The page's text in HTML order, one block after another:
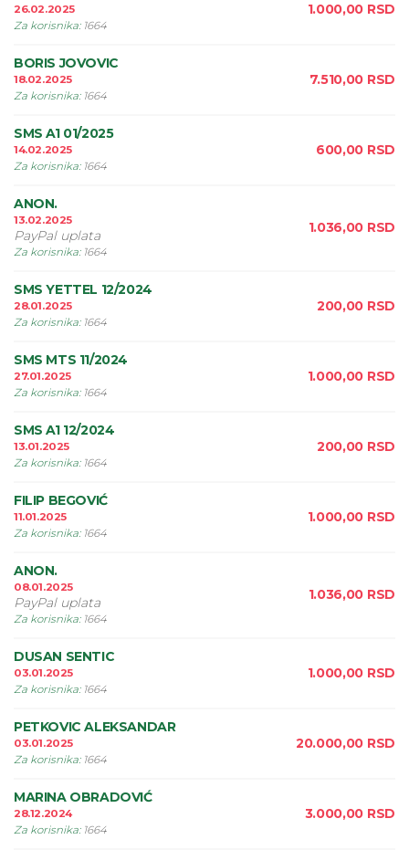
26.02.2025
Za korisnika: 1664
1.000,00 RSD
BORIS JOVOVIC
18.02.2025
Za korisnika: 1664
7.510,00 RSD
SMS A1 01/2025
14.02.2025
Za korisnika: 1664
600,00 RSD
ANON.
13.02.2025
PayPal uplata
Za korisnika: 1664
1.036,00 RSD
SMS YETTEL 12/2024
28.01.2025
Za korisnika: 1664
200,00 RSD
SMS MTS 11/2024
27.01.2025
Za korisnika: 1664
1.000,00 RSD
SMS A1 12/2024
13.01.2025
Za korisnika: 1664
200,00 RSD
FILIP BEGOVIĆ
11.01.2025
Za korisnika: 1664
1.000,00 RSD
ANON.
08.01.2025
PayPal uplata
Za korisnika: 1664
1.036,00 RSD
DUSAN SENTIC
03.01.2025
Za korisnika: 1664
1.000,00 RSD
PETKOVIC ALEKSANDAR
03.01.2025
Za korisnika: 1664
20.000,00 RSD
MARINA OBRADOVIĆ
28.12.2024
Za korisnika: 1664
3.000,00 RSD